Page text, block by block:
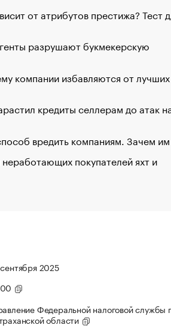
от атрибутов престижа? Тест
разрушают букмекерскую
компании избавляются от лучших
кредиты селлерам до атак
вредить компаниям. Зачем
покупателей яхт и
2025
Федеральной налоговой службы
области